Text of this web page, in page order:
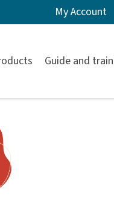
My Account
Guide and